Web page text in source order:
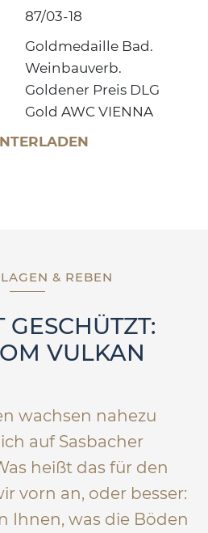
87/03-18
Goldmedaille Bad.
Weinbauverb.
Goldener Preis DLG
Gold AWC VIENNA
& REBEN
GESCHÜTZT:
VULKAN
wachsen nahezu
auf Sasbacher
heißt das für den
vorn an, oder besser:
Ihnen, was die Böden